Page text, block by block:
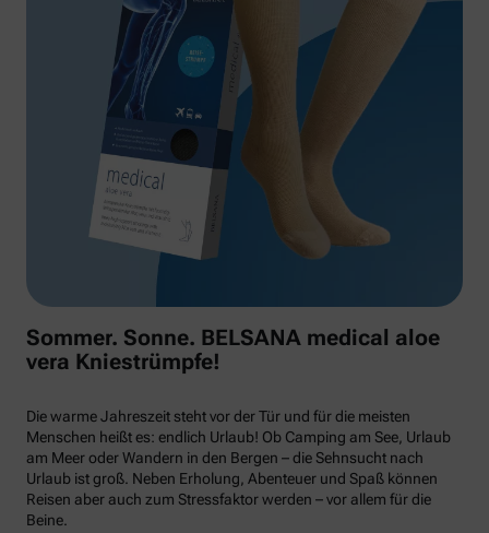
Sommer. Sonne. BELSANA medical aloe
vera Kniestrümpfe!
Die warme Jahreszeit steht vor der Tür und für die meisten
Menschen heißt es: endlich Urlaub! Ob Camping am See, Urlaub
am Meer oder Wandern in den Bergen – die Sehnsucht nach
Urlaub ist groß. Neben Erholung, Abenteuer und Spaß können
Reisen aber auch zum Stressfaktor werden – vor allem für die
Beine.